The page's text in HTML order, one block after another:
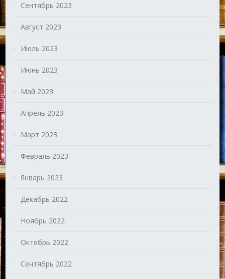
Сентябрь 2023
Август 2023
Июль 2023
Июнь 2023
Май 2023
Апрель 2023
Март 2023
Февраль 2023
Январь 2023
Декабрь 2022
Ноябрь 2022
Октябрь 2022
Сентябрь 2022